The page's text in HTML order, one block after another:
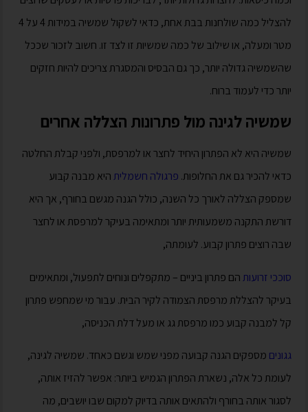
להצליל כמה שולחנות בבת אחת, כדאי לשקול שמשיה במידות 4 על 4
מטר ומעלה, או שילוב של כמה שמשיות זו לצד זו. חשוב לזכור שככל
שהשמשיה גדולה יותר, כך גם הבסיס והמסגרת צריכים להיות חזקים
יותר כדי לעמוד ברוח.
שמשיה לגינה מול פתרונות הצללה אחרים
שמשיה היא לא הפתרון היחיד לחצר או למרפסת, ולפני קבלת החלטה
כדאי להכיר גם את החלופות. פרגולה חשמליתהיא מבנה קבוע
שמספק הצללה לאורך כל השנה, כולל הגנה מגשם בחורף, אך היא
דורשת התקנה משמעותית יותר ומתאימה בעיקר למרפסת או לחצר
שבה רוצים פתרון קבוע. לעומתה,
סוככי זרועותהם פתרון ביניים – מתקפלים ונוחים לתפעול, ומתאימים
בעיקר להצללת מרפסת הצמודה לקיר הבית. עבור מי שמחפש פתרון
קל למבנה קבוע כמו מרפסת גג או מעל דלת הכניסה,
גגונים מספקים הגנה קבועה מפני שמש וגשם כאחד. שמשיה לגינה,
לעומת כל אלה, נשארת הפתרון הגמיש ביותר: אפשר להזיז אותה,
לסגור אותה בחורף ולהתאים אותה בדיוק למקום שבו יושבים, מה